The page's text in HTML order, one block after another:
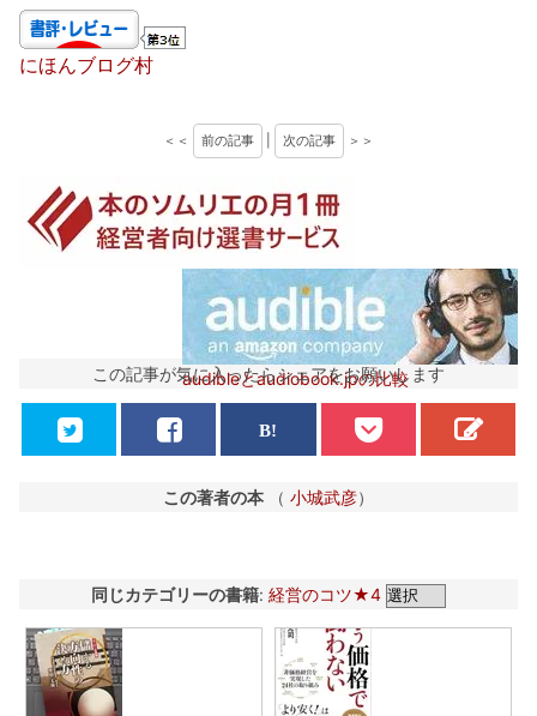
にほんブログ村
＜＜ 前の記事 次の記事 ＞＞
audibleとaudiobook.jpの比較
この記事が気に入ったらシェアをお願いします
この著者の本 （ 小城武彦）
同じカテゴリーの書籍: 経営のコツ★4